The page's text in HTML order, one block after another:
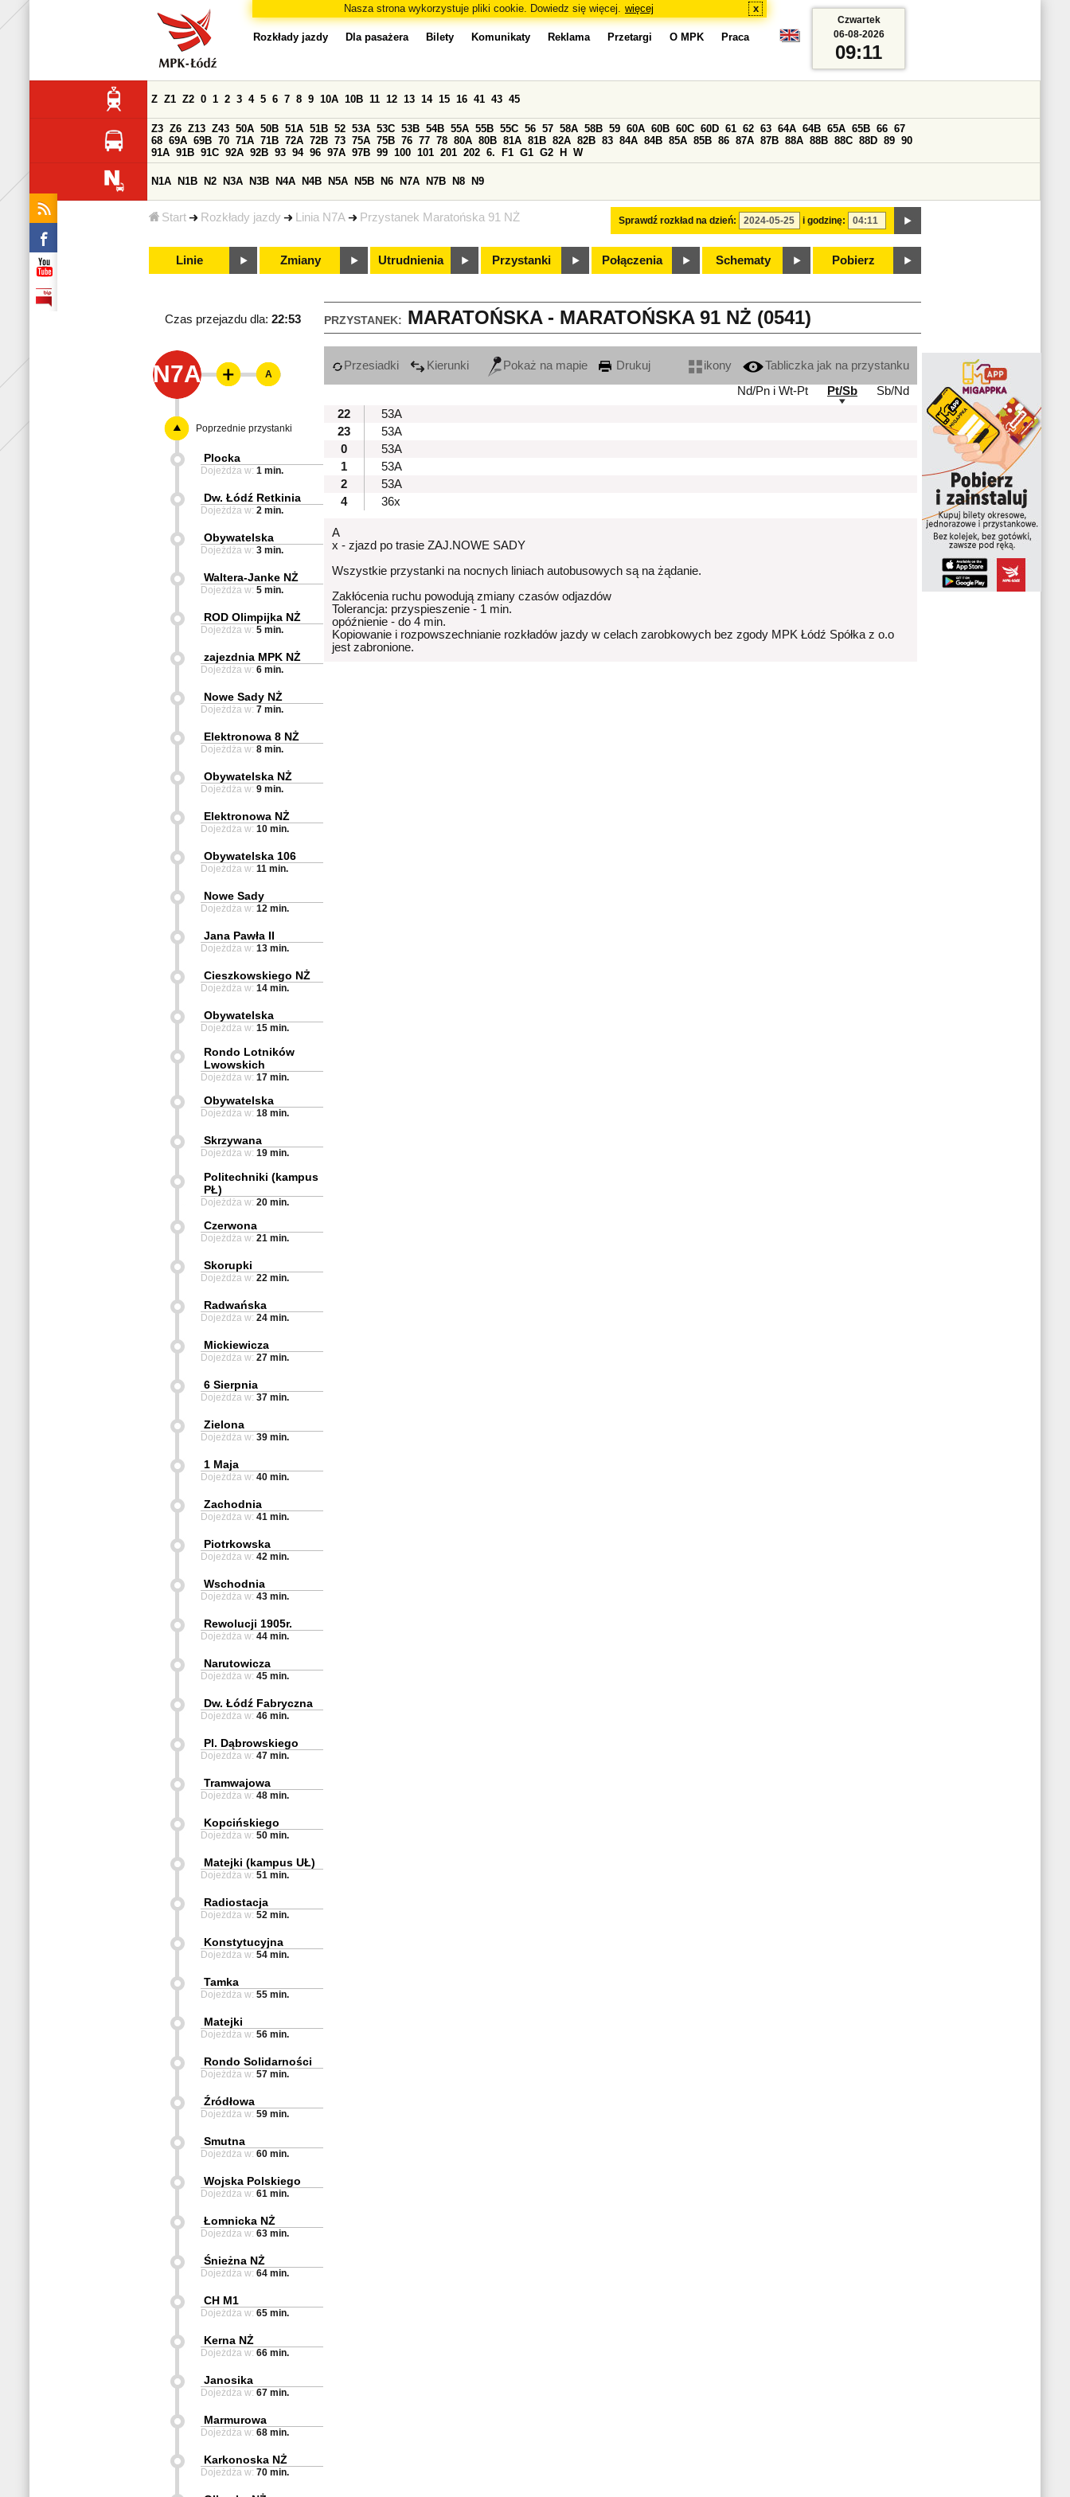
Nasza strona wykorzystuje pliki cookie. Dowiedz się więcej. więcej x
Start Rozkłady jazdy Linia N7A Przystanek Maratońska 91 NŻ
Rozkłady jazdy Dla pasażera Bilety Komunikaty Reklama Przetargi O MPK Praca
Sprawdź rozkład na dzień: i godzinę:
Z Z1 Z2 0 1 2 3 4 5 6 7 8 9 10A 10B 11 12 13 14 15 16 41 43 45
Z3 Z6 Z13 Z43 50A 50B 51A 51B 52 53A 53C 53B 54B 55A 55B 55C 56 57 58A 58B 59 60A 60B 60C 60D 61 62 63 64A 64B 65A 65B 66 67
68 69A 69B 70 71A 71B 72A 72B 73 75A 75B 76 77 78 80A 80B 81A 81B 82A 82B 83 84A 84B 85A 85B 86 87A 87B 88A 88B 88C 88D 89 90
91A 91B 91C 92A 92B 93 94 96 97A 97B 99 100 101 201 202 6. F1 G1 G2 H W
N1A N1B N2 N3A N3B N4A N4B N5A N5B N6 N7A N7B N8 N9
Linie Zmiany Utrudnienia Przystanki Połączenia Schematy Pobierz
Czwartek
06-08-2026
09:11
PRZYSTANEK: MARATOŃSKA - MARATOŃSKA 91 NŻ (0541)
Czas przejazdu dla: 22:53
N7A Przesiadki Kierunki Pokaż na mapie Drukuj ikony
Tabliczka jak na przystanku
Nd/Pn i Wt-Pt
Pt/Sb
Sb/Nd
22
53A
23
53A
0
53A
1
53A
2
53A
4
36x
A
x - zjazd po trasie ZAJ.NOWE SADY
Wszystkie przystanki na nocnych liniach autobusowych są na żądanie.
Zakłócenia ruchu powodują zmiany czasów odjazdów
Tolerancja: przyspieszenie - 1 min.
opóźnienie - do 4 min.
Kopiowanie i rozpowszechnianie rozkładów jazdy w celach zarobkowych bez zgody MPK Łódź Spółka z o.o
jest zabronione.
A
Poprzednie przystanki
Plocka
Dojeżdża w: 1 min.
Dw. Łódź Retkinia
Dojeżdża w: 2 min.
Obywatelska
Dojeżdża w: 3 min.
Waltera-Janke NŻ
Dojeżdża w: 5 min.
ROD Olimpijka NŻ
Dojeżdża w: 5 min.
zajezdnia MPK NŻ
Dojeżdża w: 6 min.
Nowe Sady NŻ
Dojeżdża w: 7 min.
Elektronowa 8 NŻ
Dojeżdża w: 8 min.
Obywatelska NŻ
Dojeżdża w: 9 min.
Elektronowa NŻ
Dojeżdża w: 10 min.
Obywatelska 106
Dojeżdża w: 11 min.
Nowe Sady
Dojeżdża w: 12 min.
Jana Pawła II
Dojeżdża w: 13 min.
Cieszkowskiego NŻ
Dojeżdża w: 14 min.
Obywatelska
Dojeżdża w: 15 min.
Rondo Lotników
Lwowskich
Dojeżdża w: 17 min.
Obywatelska
Dojeżdża w: 18 min.
Skrzywana
Dojeżdża w: 19 min.
Politechniki (kampus
PŁ)
Dojeżdża w: 20 min.
Czerwona
Dojeżdża w: 21 min.
Skorupki
Dojeżdża w: 22 min.
Radwańska
Dojeżdża w: 24 min.
Mickiewicza
Dojeżdża w: 27 min.
6 Sierpnia
Dojeżdża w: 37 min.
Zielona
Dojeżdża w: 39 min.
1 Maja
Dojeżdża w: 40 min.
Zachodnia
Dojeżdża w: 41 min.
Piotrkowska
Dojeżdża w: 42 min.
Wschodnia
Dojeżdża w: 43 min.
Rewolucji 1905r.
Dojeżdża w: 44 min.
Narutowicza
Dojeżdża w: 45 min.
Dw. Łódź Fabryczna
Dojeżdża w: 46 min.
Pl. Dąbrowskiego
Dojeżdża w: 47 min.
Tramwajowa
Dojeżdża w: 48 min.
Kopcińskiego
Dojeżdża w: 50 min.
Matejki (kampus UŁ)
Dojeżdża w: 51 min.
Radiostacja
Dojeżdża w: 52 min.
Konstytucyjna
Dojeżdża w: 54 min.
Tamka
Dojeżdża w: 55 min.
Matejki
Dojeżdża w: 56 min.
Rondo Solidarności
Dojeżdża w: 57 min.
Źródłowa
Dojeżdża w: 59 min.
Smutna
Dojeżdża w: 60 min.
Wojska Polskiego
Dojeżdża w: 61 min.
Łomnicka NŻ
Dojeżdża w: 63 min.
Śnieżna NŻ
Dojeżdża w: 64 min.
CH M1
Dojeżdża w: 65 min.
Kerna NŻ
Dojeżdża w: 66 min.
Janosika
Dojeżdża w: 67 min.
Marmurowa
Dojeżdża w: 68 min.
Karkonoska NŻ
Dojeżdża w: 70 min.